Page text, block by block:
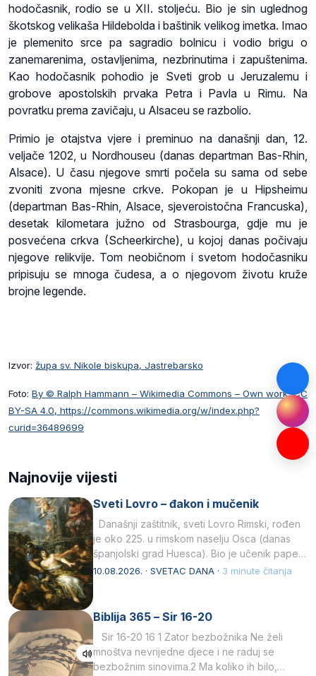
hodočasnik, rodio se u XII. stoljeću. Bio je sin uglednog
škotskog velikaša Hildebolda i baštinik velikog imetka. Imao
je plemenito srce pa sagradio bolnicu i vodio brigu o
zanemarenima, ostavljenima, nezbrinutima i zapuštenima.
Kao hodočasnik pohodio je Sveti grob u Jeruzalemu i
grobove apostolskih prvaka Petra i Pavla u Rimu. Na
povratku prema zavičaju, u Alsaceu se razbolio.
Primio je otajstva vjere i preminuo na današnji dan, 12.
veljače 1202, u Nordhouseu (danas departman Bas-Rhin,
Alsace). U času njegove smrti počela su sama od sebe
zvoniti zvona mjesne crkve. Pokopan je u Hipsheimu
(departman Bas-Rhin, Alsace, sjeveroistočna Francuska),
desetak kilometara južno od Strasbourga, gdje mu je
posvećena crkva (Scheerkirche), u kojoj danas počivaju
njegove relikvije. Tom neobičnom i svetom hodočasniku
pripisuju se mnoga čudesa, a o njegovom životu kruže
brojne legende.
Izvor: župa sv. Nikole biskupa, Jastrebarsko
Foto: By © Ralph Hammann – Wikimedia Commons – Own work, CC
BY-SA 4.0, https://commons.wikimedia.org/w/index.php?
curid=36489699
Najnovije vijesti
Sveti Lovro – đakon i mučenik
Današnji zaštitnik, sveti Lovro Rimski, rođen
je oko 225. u rimskom naselju Osca (danas
španjolski grad Huesca). Bio je učenik pape…
10.08.2026. · SVETAC DANA · 3 minute čitanja
Biblija 365 – Sir 16-20
Sir 16-20 16 1 Zator bezbožnika Ne želi
mnoštva nevrijedne djece i ne raduj se
bezbožnim sinovima.2 Ma koliko ih bilo,…